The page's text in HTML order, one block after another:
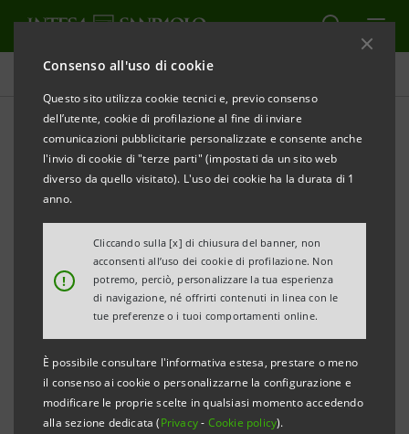
Consenso all'uso di cookie
Questo sito utilizza cookie tecnici e, previo consenso
dell’utente, cookie di profilazione al fine di inviare
comunicazioni pubblicitarie personalizzate e consente anche
l'invio di cookie di "terze parti" (impostati da un sito web
diverso da quello visitato). L'uso dei cookie ha la durata di 1
anno.
!
Cliccando sulla [x] di chiusura del banner, non
acconsenti all’uso dei cookie di profilazione. Non
potremo, perciò, personalizzare la tua esperienza
di navigazione, né offrirti contenuti in linea con le
tue preferenze o i tuoi comportamenti online.
È possibile consultare l'informativa estesa, prestare o meno
il consenso ai cookie o personalizzarne la configurazione e
modificare le proprie scelte in qualsiasi momento accedendo
alla sezione dedicata (Privacy- Cookie policy).
Comunicati stampa
STAMPA AGGIORNA
INTESA SANPAOLO: PUBBLICATA LA
“DICHIARAZIONE CONSOLIDATA NON FINANZIARIA
2021”
Torino, Milano, 19 aprile 2022- Intesa Sanpaolo ha
pubblicato la “Dichiarazione Consolidata Non
Finanziaria 2021”, un documento strutturato e
organico che rappresenta, anche attraverso un set di
indicatori quantitativi, le performance in ambito
Environmental, Social, Governance) e i risultati raggiunti
dal Gruppo nel 2021.